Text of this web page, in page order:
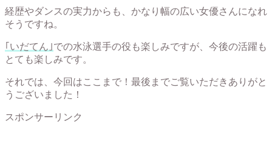
経歴やダンスの実力からも、かなり幅の広い女優さんになれ
そうですね。
｢いだてん｣での水泳選手の役も楽しみですが、今後の活躍も
とても楽しみです。
それでは、今回はここまで！最後までご覧いただきありがと
うございました！
スポンサーリンク